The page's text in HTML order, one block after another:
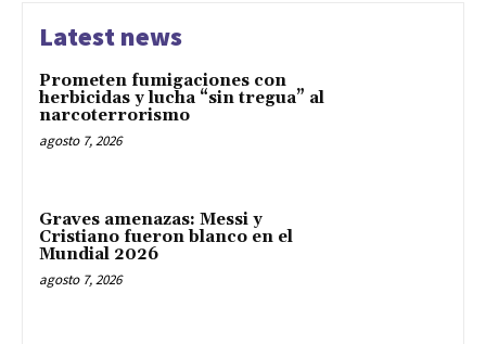
Latest news
Prometen fumigaciones con
herbicidas y lucha “sin tregua” al
narcoterrorismo
agosto 7, 2026
Graves amenazas: Messi y
Cristiano fueron blanco en el
Mundial 2026
agosto 7, 2026